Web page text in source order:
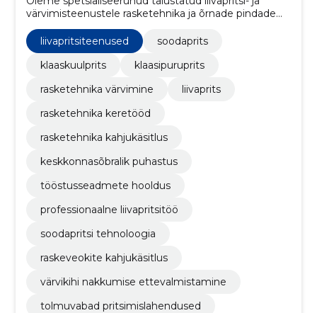
värvimisteenustele rasketehnika ja õrnade pindade
jaoks.
liivapritsiteenused
soodaprits
klaaskuulprits
klaasipuruprits
rasketehnika värvimine
liivaprits
rasketehnika keretööd
rasketehnika kahjukäsitlus
keskkonnasõbralik puhastus
tööstusseadmete hooldus
professionaalne liivapritsitöö
soodapritsi tehnoloogia
raskeveokite kahjukäsitlus
värvikihi nakkumise ettevalmistamine
tolmuvabad pritsimislahendused